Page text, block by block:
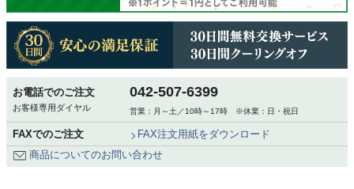
お電話でのご注文
お客様専用ダイヤル
042-507-6399
営業：月～土／10時～17時 ※休業：日・祝日
FAXでのご注文
FAX注文用紙をダウンロード
商品についてのお問い合わせ